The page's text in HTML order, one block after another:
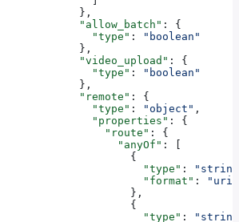
},
"allow_batch"
: {
"type"
:
"boolean"
},
"video_upload"
: {
"type"
:
"boolean"
},
"remote"
: {
"type"
: "object" ,
"properties"
: {
"route"
: {
"anyOf"
: [
{
"type"
:
"format"
:
"uri"
},
{
"type"
: